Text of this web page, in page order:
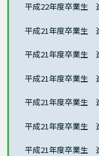
平成22年度卒業生
平成21年度卒業生
平成21年度卒業生
平成21年度卒業生
平成21年度卒業生
平成21年度卒業生
平成21年度卒業生